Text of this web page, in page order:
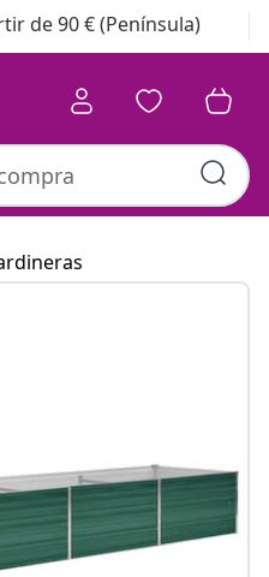
de 90 € (Península)